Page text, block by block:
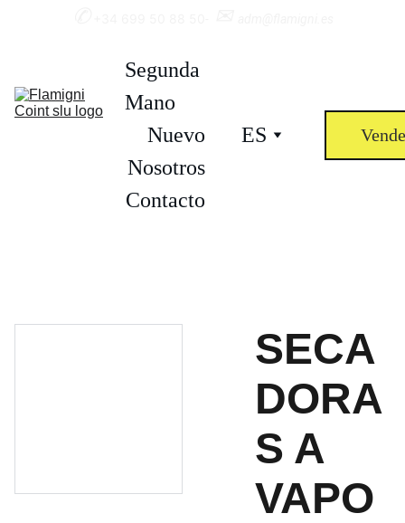
Segunda
Mano
Nuevo
Nosotros
Contacto
ES
SECA
DORA
S A
VAPO